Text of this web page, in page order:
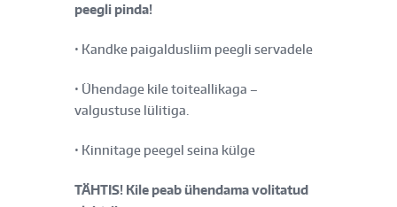
peegli pinda!
• Kandke paigaldusliim peegli servadele
• Ühendage kile toiteallikaga –
valgustuse lülitiga.
• Kinnitage peegel seina külge
TÄHTIS! Kile peab ühendama volitatud